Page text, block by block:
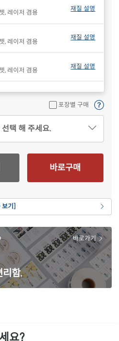
, 레이저 겸용
재질 설명
, 레이저 겸용
재질 설명
, 레이저 겸용
재질 설명
재질 설명
젯, 레이저 겸용
재질 설명
젯, 레이저 겸용
재질 설명
재질 설명
젯, 레이저 겸용
젯, 레이저 겸용
재질 설명
젯, 레이저 겸용
재질 설명
크젯, 레이저 겸용
포장별 구매
택 해 주세요.
바로구매
기]
리함.
바로가기
요?